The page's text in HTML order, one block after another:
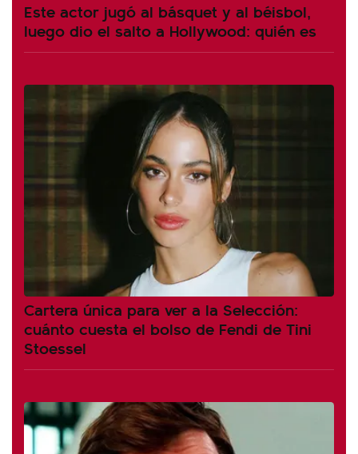
Este actor jugó al básquet y al béisbol,
luego dio el salto a Hollywood: quién es
Cartera única para ver a la Selección:
cuánto cuesta el bolso de Fendi de Tini
Stoessel